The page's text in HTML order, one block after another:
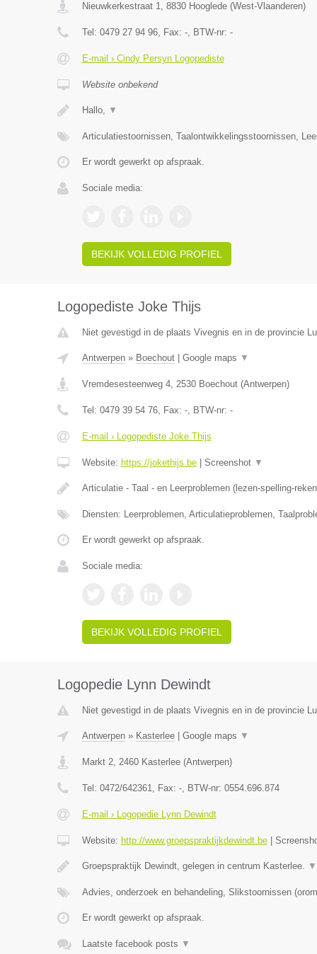
Nieuwkerkestraat 1, 8830 Hooglede(West-Vlaanderen)
Tel: 0479 27 94 96, Fax: -, BTW-nr: -
E-mail › Cindy Persyn Logopediste
Website onbekend
Hallo, ▼
Articulatiestoornissen, Taalontwikkelingsstoornissen,
Er wordt gewerkt op afspraak.
Sociale media:
BEKIJK VOLLEDIG PROFIEL
Logopediste Joke Thijs
Niet gevestigd in de plaats Vivegnis en in de provincie
Antwerpen» Boechout| Google maps ▼
Vremdesesteenweg 4, 2530 Boechout(Antwerpen)
Tel: 0479 39 54 76, Fax: -, BTW-nr: -
E-mail › Logopediste Joke Thijs
Website: https://jokethijs.be| Screenshot ▼
Articulatie - Taal - en Leerproblemen (lezen-spelling-
Diensten: Leerproblemen, Articulatieproblemen,
Er wordt gewerkt op afspraak.
Sociale media:
BEKIJK VOLLEDIG PROFIEL
Logopedie Lynn Dewindt
Niet gevestigd in de plaats Vivegnis en in de provincie
Antwerpen» Kasterlee| Google maps ▼
Markt 2, 2460 Kasterlee(Antwerpen)
Tel: 0472/642361, Fax: -, BTW-nr: 0554.696.874
E-mail › Logopedie Lynn Dewindt
Website: http://www.groepspraktijkdewindt.be|
Groepspraktijk Dewindt, gelegen in centrum Kasterlee. ▼
Advies, onderzoek en behandeling, Slikstoornissen
Er wordt gewerkt op afspraak.
Laatste facebook posts ▼